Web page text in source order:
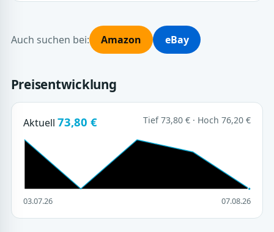
Auch suchen bei: Amazon eBay
Preisentwicklung
Aktuell 73,80 € Tief 73,80 € · Hoch 76,20 €
03.07.26 07.08.26